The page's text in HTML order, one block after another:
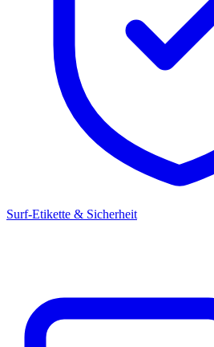
Surf-Etikette & Sicherheit